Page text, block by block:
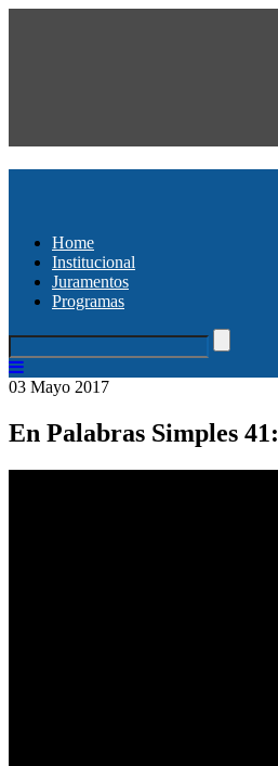
Home
Institucional
Juramentos
Programas
03 Mayo 2017
En Palabras Simples